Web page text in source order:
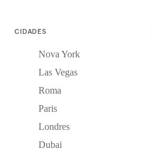
CIDADES
Nova York
Las Vegas
Roma
Paris
Londres
Dubai